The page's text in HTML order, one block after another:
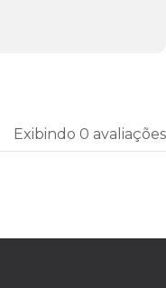
Exibindo 0 avaliações